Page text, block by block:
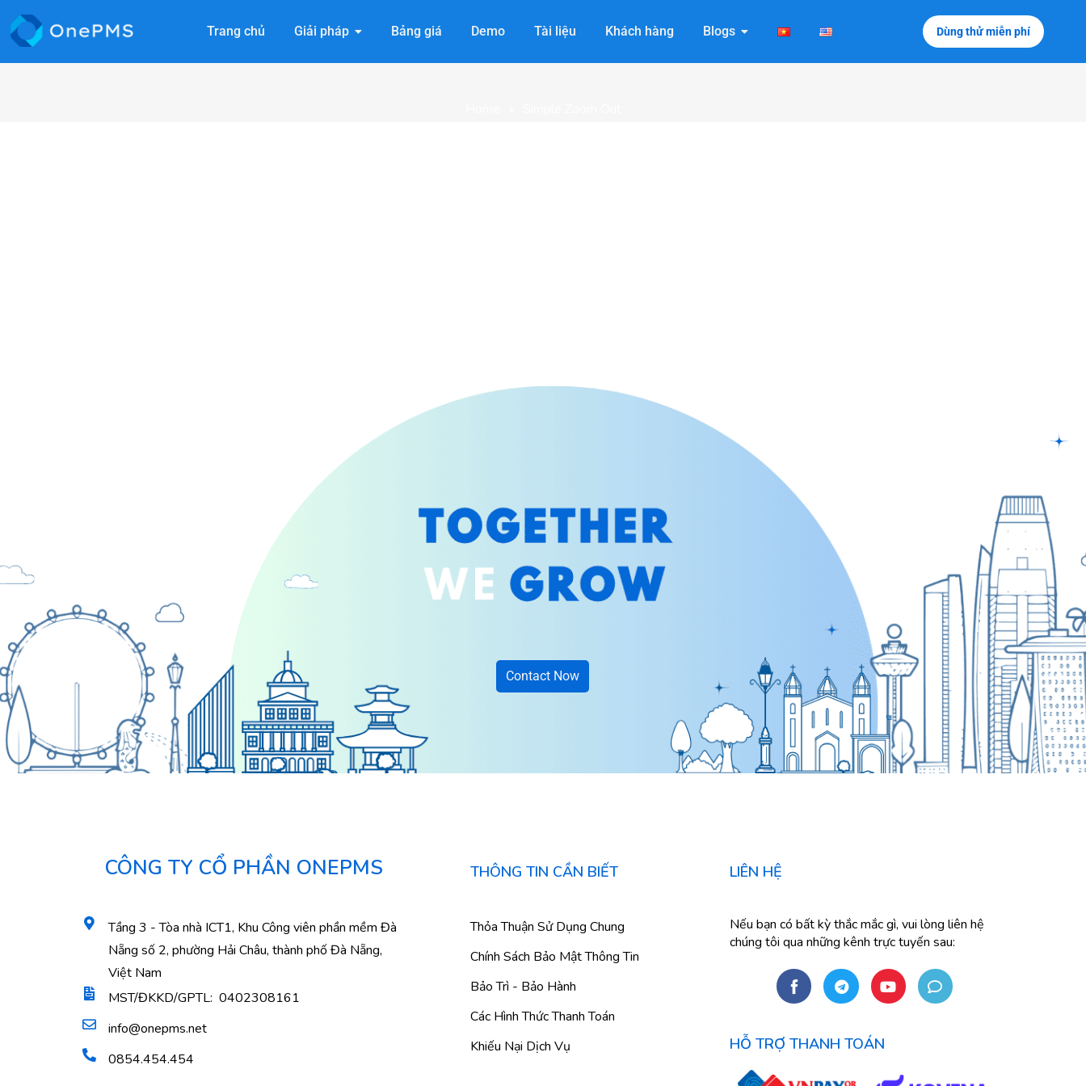
Trang chủ Giải pháp Bảng giá Demo Tài liệu Khách hàng Blogs Dùng thử miễn phí
Simple Zoom Out
Contact Now
CÔNG TY CỔ PHẦN ONEPMS
Tầng 3 - Tòa nhà ICT1, Khu Công viên phần mềm Đà
Nẵng số 2, phường Hải Châu, thành phố Đà Nẵng,
Việt Nam
MST/ĐKKD/GPTL: 0402308161
info@onepms.net
0854.454.454
THÔNG TIN CẦN BIẾT
Thỏa Thuận Sử Dụng Chung
Chính Sách Bảo Mật Thông Tin
Bảo Trì - Bảo Hành
Các Hình Thức Thanh Toán
Khiếu Nại Dịch Vụ
LIÊN HỆ
Nếu bạn có bất kỳ thắc mắc gì, vui lòng liên hệ
chúng tôi qua những kênh trực tuyến sau:
HỖ TRỢ THANH TOÁN